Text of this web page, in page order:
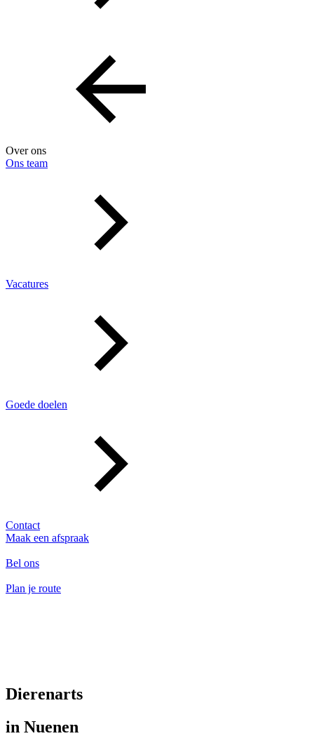
Over ons
Ons team
Vacatures
Goede doelen
Contact
Maak een afspraak
Bel ons
Plan je route
Dierenarts
in Nuenen